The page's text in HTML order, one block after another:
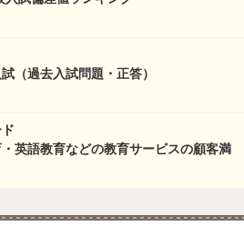
（過去入試問題・正答）
・英語教育などの教育サービスの顧客満